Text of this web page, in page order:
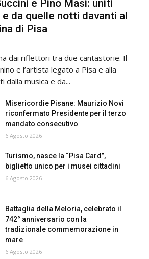
e Pino Masi: uniti
da quelle notti davanti al
di Pisa
dai riflettori tra due cantastorie. Il
e l’artista legato a Pisa e alla
dalla musica e da...
Misericordie Pisane: Maurizio Novi
riconfermato Presidente per il terzo
mandato consecutivo
6 Agosto 2026
Turismo, nasce la “Pisa Card”,
biglietto unico per i musei cittadini
6 Agosto 2026
Battaglia della Meloria, celebrato il
742° anniversario con la
tradizionale commemorazione in
mare
6 Agosto 2026